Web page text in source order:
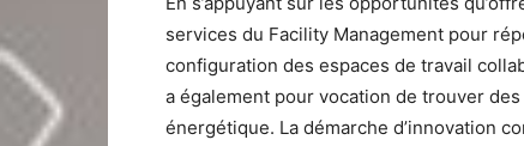
services du Facility Management pour
configuration des espaces de travail
a également pour vocation de trouver
énergétique. La démarche d’innovation